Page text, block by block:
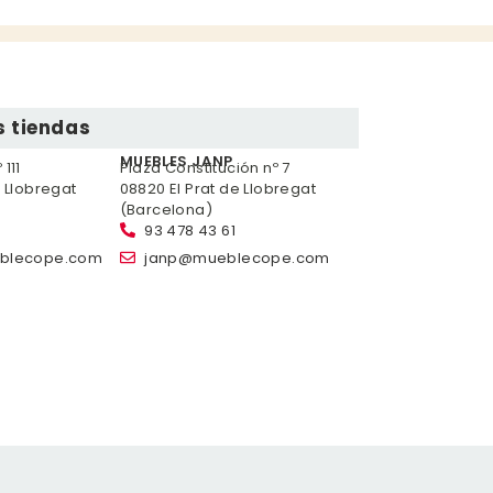
tiendas
Llobregat
MUEBLES JANP
Plaza Constitución nº 7
08820 El Prat de Llobregat
(Barcelona)
93 478 43 61
janp@mueblecope.com